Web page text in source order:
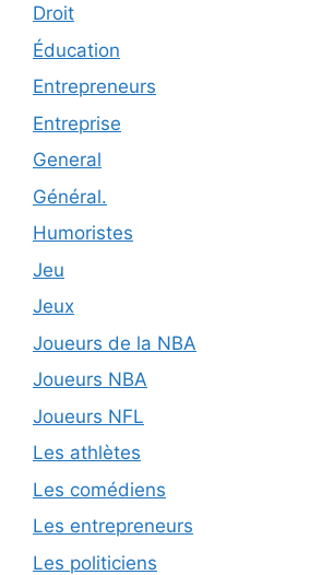
Droit
Éducation
Entrepreneurs
Entreprise
General
Général.
Humoristes
Jeu
Jeux
Joueurs de la NBA
Joueurs NBA
Joueurs NFL
Les athlètes
Les comédiens
Les entrepreneurs
Les politiciens